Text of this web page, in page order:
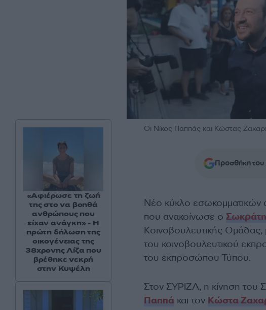
Οι Νίκος Παππάς και Κώστας
Προσθήκη του
Νέο κύκλο εσωκομματικών
που ανακοίνωσε ο
Κοινοβουλευτικής
του κοινοβουλευτικού
του εκπροσώπου Τύπου.
Στον ΣΥΡΙΖΑ, η κίνηση του
Παππάκαι τον Κώστα
«Αφιέρωσε τη ζωή
της στο να βοηθά
ανθρώπους που
είχαν ανάγκη» - Η
πρώτη δήλωση της
οικογένειας της
38χρονης Λίζα που
βρέθηκε νεκρή
στην Κυψέλη